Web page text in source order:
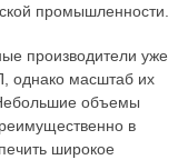
промышленности.
производители уже
однако масштаб их
объемы
в
широкое